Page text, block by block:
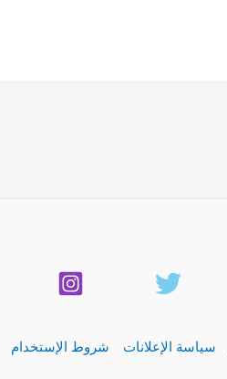
سياسة الإعلانات شروط الإستخدام